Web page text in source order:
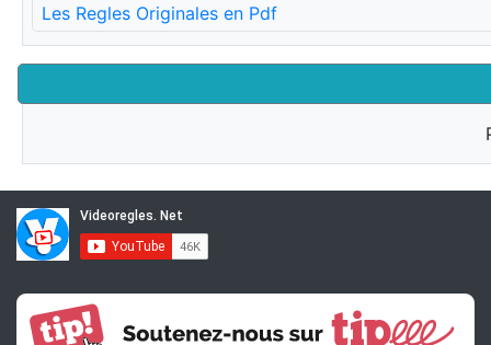
Les Regles Originales en Pdf